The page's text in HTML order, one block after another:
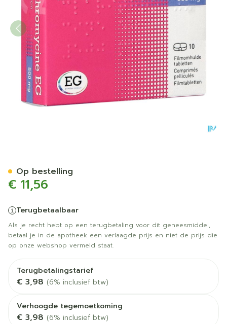
€ 11,56
Terugbetaalbaar
Als je recht hebt op een terugbetaling voor dit geneesmiddel,
betaal je in de apotheek een verlaagde prijs en niet de prijs die
op onze webshop vermeld staat.
Terugbetalingstarief
€ 3,98 (6% inclusief btw)
Verhoogde tegemoetkoming
€ 3,98 (6% inclusief btw)
Op bestelling